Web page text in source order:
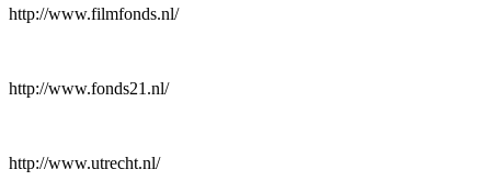
http://www.filmfonds.nl/
http://www.fonds21.nl/
http://www.utrecht.nl/